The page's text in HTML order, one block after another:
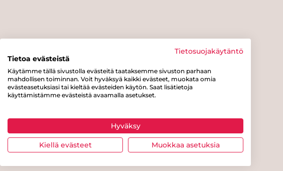
Tietosuojakäytäntö
Tietoa evästeistä
Käytämme tällä sivustolla evästeitä taataksemme sivuston parhaan
mahdollisen toiminnan. Voit hyväksyä kaikki evästeet, muokata omia
evästeasetuksiasi tai kieltää evästeiden käytön. Saat lisätietoja
käyttämistämme evästeistä avaamalla asetukset.
Hyväksy
Kiellä evästeet Muokkaa asetuksia